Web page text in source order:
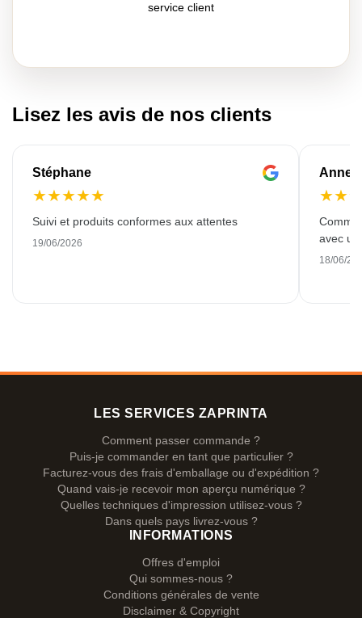
service client
Lisez les avis de nos clients
Stéphane
★★★★★
Suivi et produits conformes aux attentes
19/06/2026
Anne-
★★
avec
18/06/
LES SERVICES ZAPRINTA
Comment passer commande ?
Puis-je commander en tant que particulier ?
Facturez-vous des frais d'emballage ou d'expédition ?
Quand vais-je recevoir mon aperçu numérique ?
Quelles techniques d'impression utilisez-vous ?
Dans quels pays livrez-vous ?
INFORMATIONS
Offres d'emploi
Qui sommes-nous ?
Conditions générales de vente
Disclaimer & Copyright